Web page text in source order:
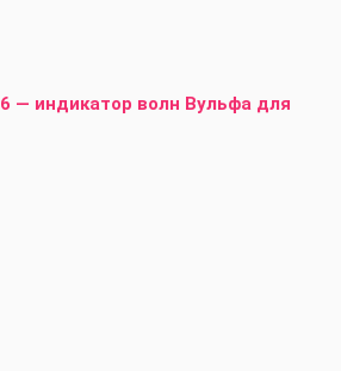
— индикатор волн Вульфа для